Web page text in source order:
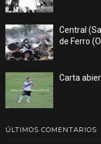
Central
de Ferro
Carta
ÚLTIMOS COMENTARIOS